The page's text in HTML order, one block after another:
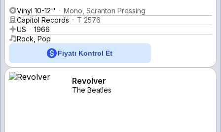
Vinyl 10-12''
Mono, Scranton Pressing
Capitol Records
T 2576
US
1966
Rock, Pop
Fiyatı Kontrol Et
Revolver
The Beatles